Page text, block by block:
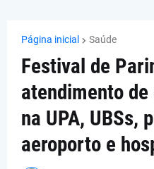
Página inicial Saúde
Festival de
atendimento
na UPA, UBSs,
aeroporto e